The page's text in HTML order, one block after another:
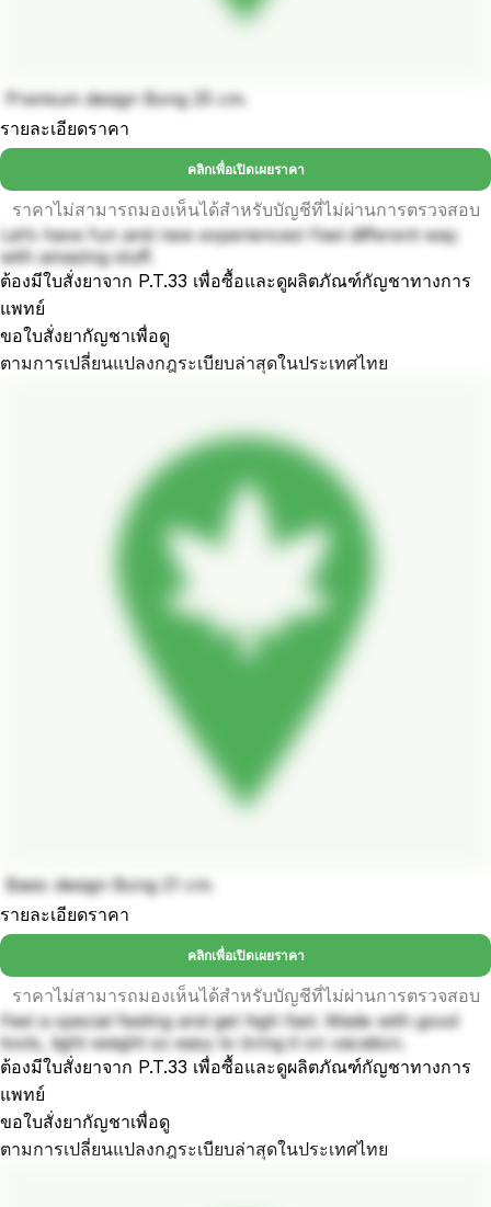
Premium design Bong 25 cm.
รายละเอียดราคา
คลิกเพื่อเปิดเผยราคา
ราคาไม่สามารถมองเห็นได้สำหรับบัญชีที่ไม่ผ่านการตรวจสอบ
Let’s have fun and new experiences! Feel different way
with amazing stuff.
ต้องมีใบสั่งยาจาก P.T.33 เพื่อซื้อและดูผลิตภัณฑ์กัญชาทางการ
แพทย์
ขอใบสั่งยากัญชาเพื่อดู
ตามการเปลี่ยนแปลงกฎระเบียบล่าสุดในประเทศไทย
Basic design Bong 21 cm.
รายละเอียดราคา
คลิกเพื่อเปิดเผยราคา
ราคาไม่สามารถมองเห็นได้สำหรับบัญชีที่ไม่ผ่านการตรวจสอบ
Feel a special feeling and get high fast. Made with good
tools, light weight so easy to bring it on vacation.
ต้องมีใบสั่งยาจาก P.T.33 เพื่อซื้อและดูผลิตภัณฑ์กัญชาทางการ
แพทย์
ขอใบสั่งยากัญชาเพื่อดู
ตามการเปลี่ยนแปลงกฎระเบียบล่าสุดในประเทศไทย